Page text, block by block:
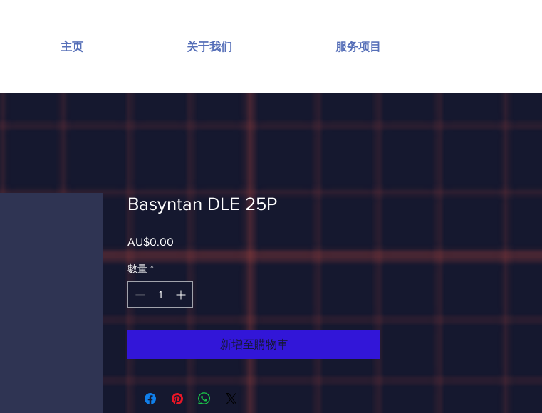
主页 关于我们 服务项目
Basyntan DLE 25P
AU$0.00
數量 *
新增至購物車